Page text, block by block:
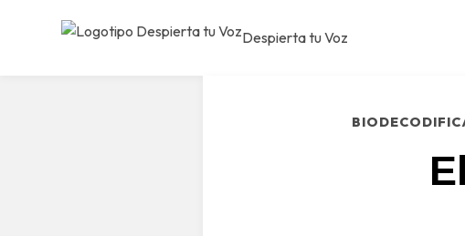
Despierta tu Voz